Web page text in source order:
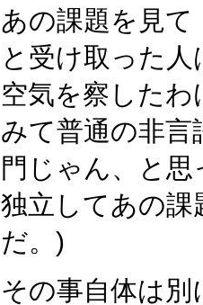
あの課題を見て
と受け取った
空気を察した
みて普通の非
門じゃん、と
独立してあの
だ。)
その事自体は